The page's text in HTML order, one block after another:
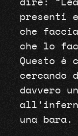
dire:
presenti
che
che lo
Questo è
cercando
davvero
una bara.